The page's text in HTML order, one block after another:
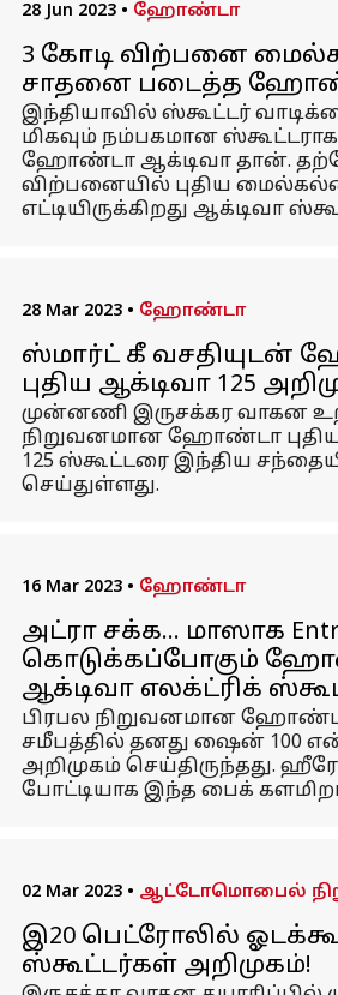
28 Jun 2023 • ஹோண்டா
3 கோடி விற்பனை
சாதனை படைத்த
இந்தியாவில் ஸ்கூட்டர்
மிகவும் நம்பகமான
ஹோண்டா ஆக்டிவா தான்.
விற்பனையில் புதிய
எட்டியிருக்கிறது ஆக்டிவா
28 Mar 2023 • ஹோண்டா
ஸ்மார்ட் கீ வசதியுடன்
புதிய ஆக்டிவா 125
முன்னணி இருசக்கர வாகன
நிறுவனமான ஹோண்டா புதிய
125 ஸ்கூட்டரை இந்திய
செய்துள்ளது.
16 Mar 2023 • ஹோண்டா
அட்ரா சக்க... மாஸாக
கொடுக்கப்போகும்
ஆக்டிவா எலக்ட்ரிக்
பிரபல நிறுவனமான
சமீபத்தில் தனது ஷைன் 100
அறிமுகம் செய்திருந்தது.
போட்டியாக இந்த பைக்
02 Mar 2023 • ஆட்டோமொபைல்
இ20 பெட்ரோலில்
ஸ்கூட்டர்கள் அறிமுகம்!